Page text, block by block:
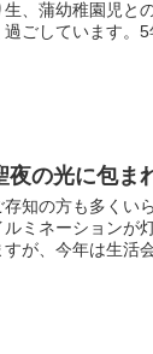
生、蒲幼稚園児と
過ごしています。
夜の光に包ま
存知の方も多くい
ルミネーションが
すが、今年は生活